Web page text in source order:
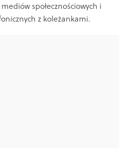
społecznościowych i
z koleżankami.